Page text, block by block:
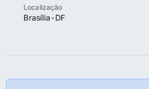
Localização
Brasília-DF